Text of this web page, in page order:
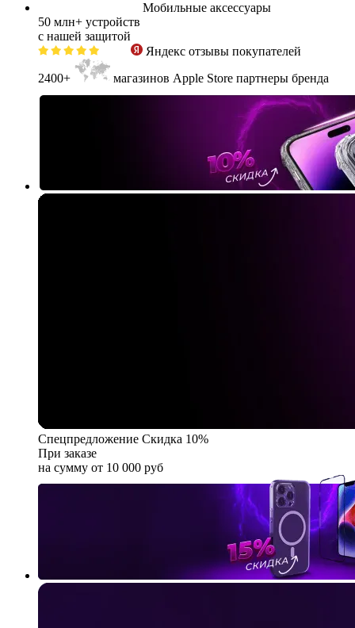
Мобильные аксессуары
50 млн+ устройств
с нашей защитой
Яндекс отзывы покупателей
2400+
магазинов Apple Store партнеры бренда
Спецпредложение Скидка 10%
При заказе
на сумму от 10 000 руб